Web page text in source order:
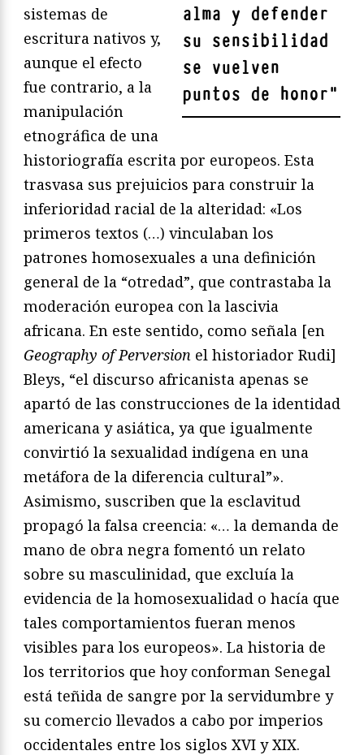
alma y defender
su sensibilidad
se vuelven
puntos de honor"
sistemas de
escritura nativos y,
aunque el efecto
fue contrario, a la
manipulación
etnográfica de una
historiografía escrita por europeos. Esta
trasvasa sus prejuicios para construir la
inferioridad racial de la alteridad: «Los
primeros textos (…) vinculaban los
patrones homosexuales a una definición
general de la “otredad”, que contrastaba la
moderación europea con la lascivia
africana. En este sentido, como señala [en
Geography of Perversion el historiador Rudi]
Bleys, “el discurso africanista apenas se
apartó de las construcciones de la identidad
americana y asiática, ya que igualmente
convirtió la sexualidad indígena en una
metáfora de la diferencia cultural”».
Asimismo, suscriben que la esclavitud
propagó la falsa creencia: «… la demanda de
mano de obra negra fomentó un relato
sobre su masculinidad, que excluía la
evidencia de la homosexualidad o hacía que
tales comportamientos fueran menos
visibles para los europeos». La historia de
los territorios que hoy conforman Senegal
está teñida de sangre por la servidumbre y
su comercio llevados a cabo por imperios
occidentales entre los siglos XVI y XIX.